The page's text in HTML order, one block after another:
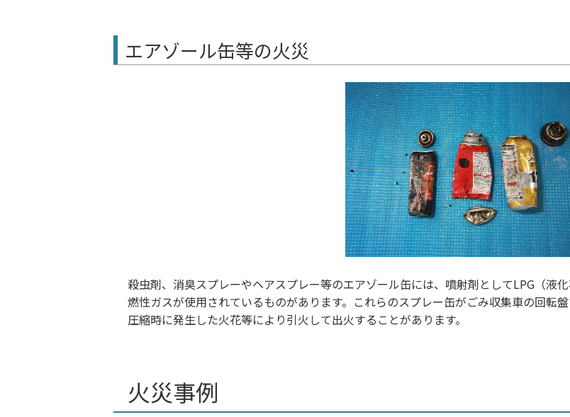
エアゾール缶等の火災
殺虫剤、消臭スプレーやヘアスプレー等のエアゾール缶には、噴射剤としてLPG（液
燃性ガスが使用されているものがあります。これらのスプレー缶がごみ収集車の回転
圧縮時に発生した火花等により引火して出火することがあります。
火災事例